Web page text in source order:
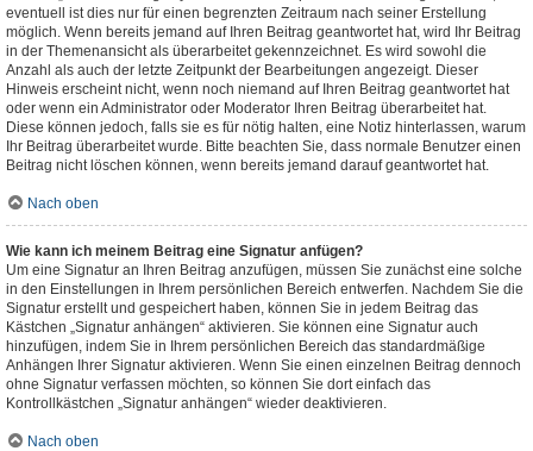
eventuell ist dies nur für einen begrenzten Zeitraum nach seiner Erstellung
möglich. Wenn bereits jemand auf Ihren Beitrag geantwortet hat, wird Ihr Beitrag
in der Themenansicht als überarbeitet gekennzeichnet. Es wird sowohl die
Anzahl als auch der letzte Zeitpunkt der Bearbeitungen angezeigt. Dieser
Hinweis erscheint nicht, wenn noch niemand auf Ihren Beitrag geantwortet hat
oder wenn ein Administrator oder Moderator Ihren Beitrag überarbeitet hat.
Diese können jedoch, falls sie es für nötig halten, eine Notiz hinterlassen, warum
Ihr Beitrag überarbeitet wurde. Bitte beachten Sie, dass normale Benutzer einen
Beitrag nicht löschen können, wenn bereits jemand darauf geantwortet hat.
Nach oben
Wie kann ich meinem Beitrag eine Signatur anfügen?
Um eine Signatur an Ihren Beitrag anzufügen, müssen Sie zunächst eine solche
in den Einstellungen in Ihrem persönlichen Bereich entwerfen. Nachdem Sie die
Signatur erstellt und gespeichert haben, können Sie in jedem Beitrag das
Kästchen „Signatur anhängen“ aktivieren. Sie können eine Signatur auch
hinzufügen, indem Sie in Ihrem persönlichen Bereich das standardmäßige
Anhängen Ihrer Signatur aktivieren. Wenn Sie einen einzelnen Beitrag dennoch
ohne Signatur verfassen möchten, so können Sie dort einfach das
Kontrollkästchen „Signatur anhängen“ wieder deaktivieren.
Nach oben